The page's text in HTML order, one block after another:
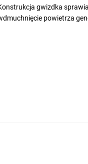
gwizdka
powietrza